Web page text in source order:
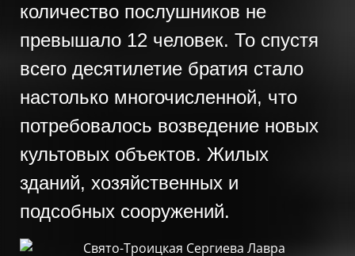
количество послушников не
превышало 12 человек. То спустя
всего десятилетие братия стало
настолько многочисленной, что
потребовалось возведение новых
культовых объектов. Жилых
зданий, хозяйственных и
подсобных сооружений.